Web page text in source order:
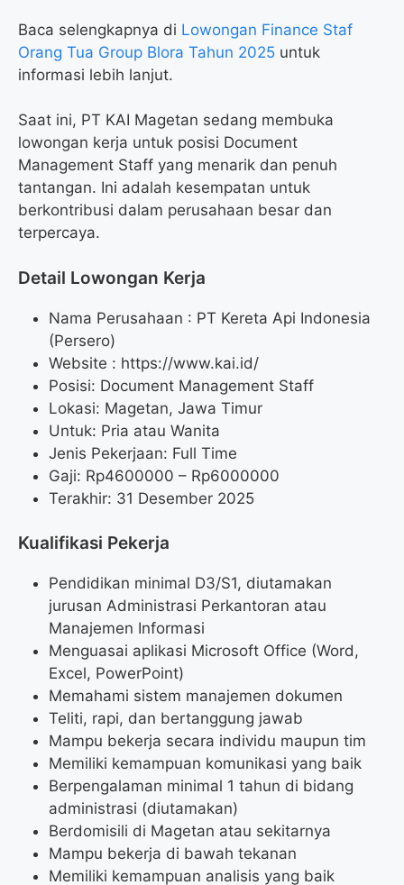
Baca selengkapnya di Lowongan Finance Staf
Orang Tua Group Blora Tahun 2025 untuk
informasi lebih lanjut.
Saat ini, PT KAI Magetan sedang membuka
lowongan kerja untuk posisi Document
Management Staff yang menarik dan penuh
tantangan. Ini adalah kesempatan untuk
berkontribusi dalam perusahaan besar dan
terpercaya.
Detail Lowongan Kerja
Nama Perusahaan : PT Kereta Api Indonesia
(Persero)
Website : https://www.kai.id/
Posisi: Document Management Staff
Lokasi: Magetan, Jawa Timur
Untuk: Pria atau Wanita
Jenis Pekerjaan: Full Time
Gaji: Rp4600000 – Rp6000000
Terakhir: 31 Desember 2025
Kualifikasi Pekerja
Pendidikan minimal D3/S1, diutamakan
jurusan Administrasi Perkantoran atau
Manajemen Informasi
Menguasai aplikasi Microsoft Office (Word,
Excel, PowerPoint)
Memahami sistem manajemen dokumen
Teliti, rapi, dan bertanggung jawab
Mampu bekerja secara individu maupun tim
Memiliki kemampuan komunikasi yang baik
Berpengalaman minimal 1 tahun di bidang
administrasi (diutamakan)
Berdomisili di Magetan atau sekitarnya
Mampu bekerja di bawah tekanan
Memiliki kemampuan analisis yang baik